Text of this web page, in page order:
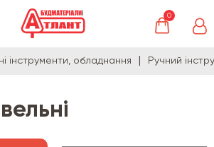
0
інструменти, обладнання Ручний